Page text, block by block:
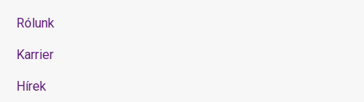
Rólunk
Karrier
Hírek